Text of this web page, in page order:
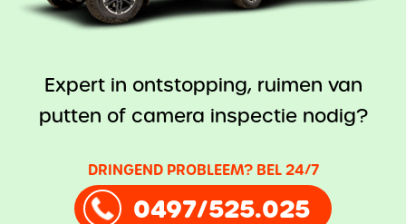
Expert in ontstopping, ruimen van
putten of camera inspectie nodig?
DRINGEND PROBLEEM? BEL 24/7
0497/525.025